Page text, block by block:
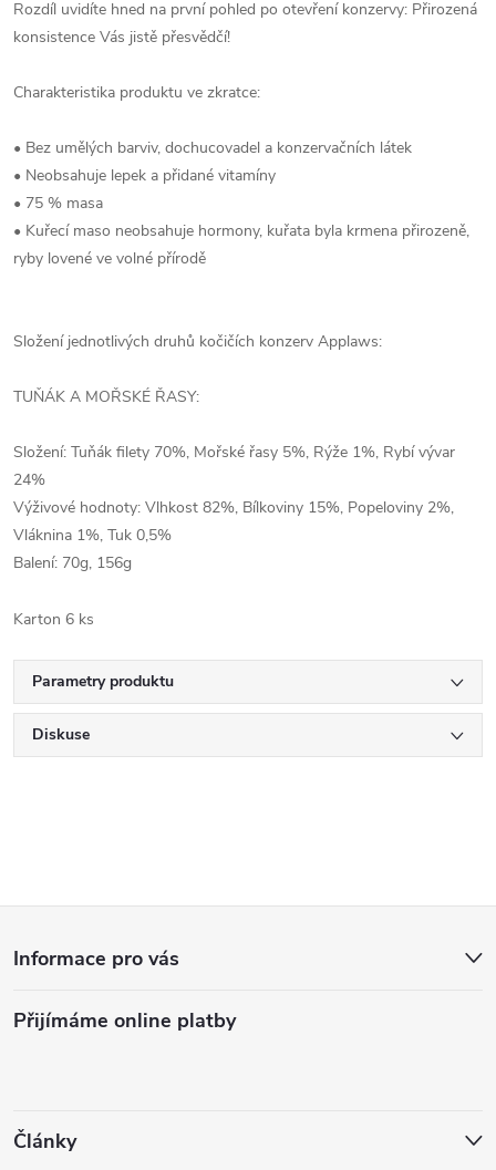
Rozdíl uvidíte hned na první pohled po otevření konzervy: Přirozená
konsistence Vás jistě přesvědčí!
Charakteristika produktu ve zkratce:
• Bez umělých barviv, dochucovadel a konzervačních látek
• Neobsahuje lepek a přidané vitamíny
• 75 % masa
• Kuřecí maso neobsahuje hormony, kuřata byla krmena přirozeně,
ryby lovené ve volné přírodě
Složení jednotlivých druhů kočičích konzerv Applaws:
TUŇÁK A MOŘSKÉ ŘASY:
Složení: Tuňák filety 70%, Mořské řasy 5%, Rýže 1%, Rybí vývar
24%
Výživové hodnoty: Vlhkost 82%, Bílkoviny 15%, Popeloviny 2%,
Vláknina 1%, Tuk 0,5%
Balení: 70g, 156g
Karton 6 ks
Parametry produktu
Diskuse
p
Informace pro vás
Přijímáme online platby
Články